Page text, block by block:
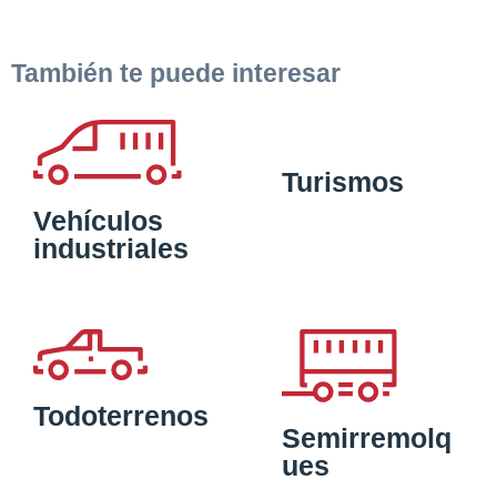
También te puede interesar
Vehículos
industriales
Turismos
Todoterrenos
Semirremolq
ues